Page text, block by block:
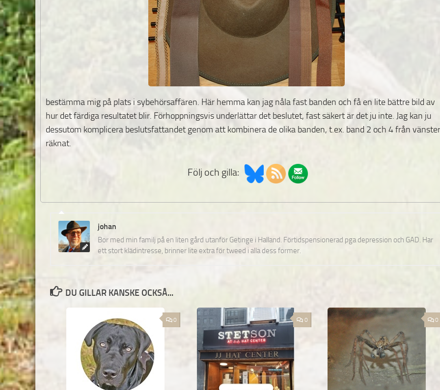
bestämma mig på plats i sybehörsaffären. Här hemma kan jag nåla fast banden och få en lite bättre bild av
hur det färdiga resultatet blir. Förhoppningsvis underlättar det beslutet, fast säkert är det ju inte. Jag kan ju
dessutom komplicera beslutsfattandet genom att kombinera de olika banden, t.ex. band 2 och 4 från vänster
räknat.
Följ och gilla:
johan
Bor med min familj på en liten gård utanför Getinge i Halland. Förtidspensionerad pga depression och GAD. Har
ett stort klädintresse, brinner lite extra för tweed i alla dess former.
DU GILLAR KANSKE OCKSÅ...
0 0 0